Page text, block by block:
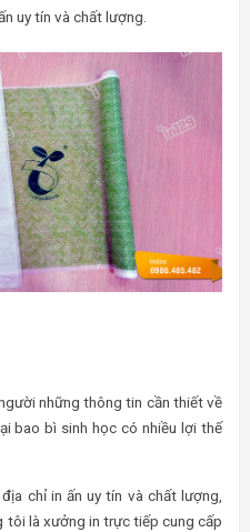
uy tín và chất lượng.
những thông tin cần thiết về
bao bì sinh học có nhiều lợi thế
chỉ in ấn uy tín và chất lượng,
tôi là xưởng in trực tiếp cung cấp